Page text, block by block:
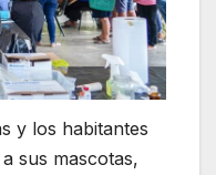
y los habitantes
sus mascotas,